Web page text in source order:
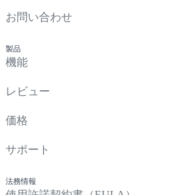
お問い合わせ
製品
機能
レビュー
価格
サポート
法務情報